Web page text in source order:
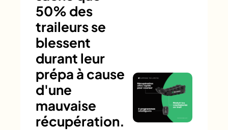
50% des
traileurs se
blessent
durant leur
prépa à cause
d'une
mauvaise
récupération.